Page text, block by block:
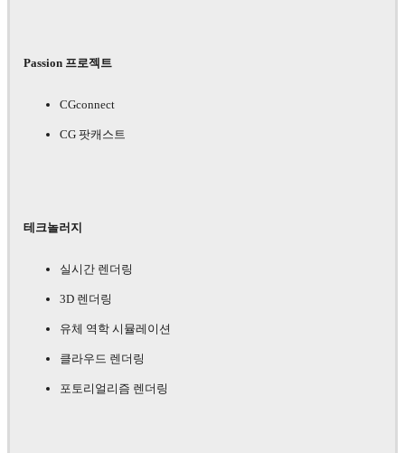
Passion 프로젝트
CGconnect
CG 팟캐스트
테크놀러지
실시간 렌더링
3D 렌더링
유체 역학 시뮬레이션
클라우드 렌더링
포토리얼리즘 렌더링